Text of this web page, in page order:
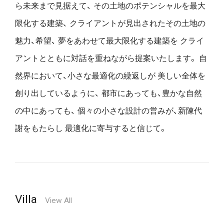
ら未来まで見据えて、 その土地のポテンシャルを最大
限化する建築、 クライアントが見出されたその土地の
魅力、希望、 夢をあわせて最大限化する建築を クライ
アントとともに対話を重ねながら提案いたします。
自
然界において、小さな最適化の繰返しが 美しい全体を
創り出しているように、 都市にあっても、豊かな自然
の中にあっても、 個々の小さな設計の営みが、新陳代
謝をもたらし 最適化に寄与すると信じて。
Villa View All